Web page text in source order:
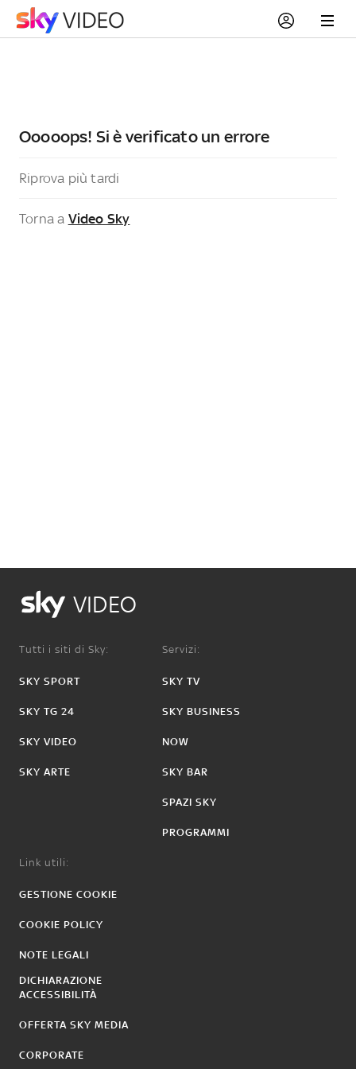
Ooooops! Si è verificato un errore
Riprova più tardi
Torna a Video Sky
VIDEO
Tutti i siti di Sky:
SKY SPORT
SKY TG 24
SKY VIDEO
SKY ARTE
Servizi:
SKY TV
SKY BUSINESS
NOW
SKY BAR
SPAZI SKY
PROGRAMMI
Link utili:
GESTIONE COOKIE
COOKIE POLICY
NOTE LEGALI
DICHIARAZIONE
ACCESSIBILITÀ
OFFERTA SKY MEDIA
CORPORATE